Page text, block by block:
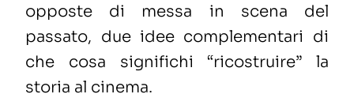
opposte di messa in scena del
passato, due idee complementari di
che cosa significhi “ricostruire” la
storia al cinema.